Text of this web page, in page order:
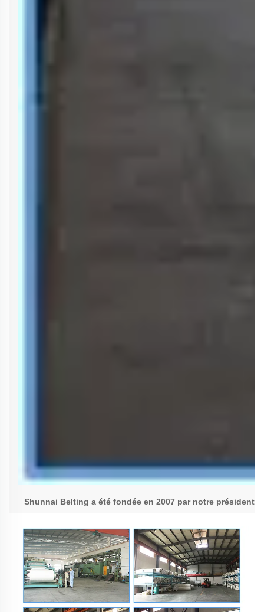
Shunnai Belting a été fondée en 2007 par notre